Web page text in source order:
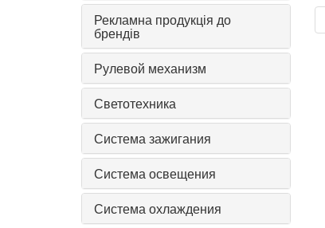
Рекламна продукція до
брендів
Рулевой механизм
Светотехника
Система зажигания
Система освещения
Система охлаждения